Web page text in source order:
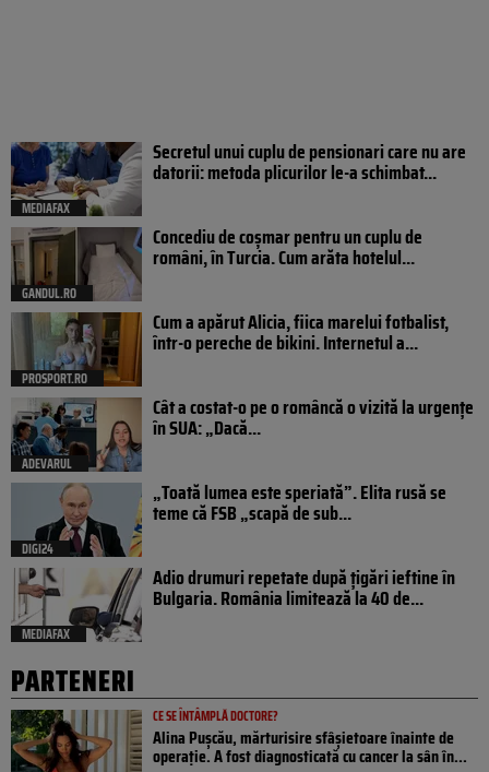
MEDIAFAX
Secretul unui cuplu de pensionari care nu are
datorii: metoda plicurilor le-a schimbat...
GANDUL.RO
Concediu de coșmar pentru un cuplu de
români, în Turcia. Cum arăta hotelul...
PROSPORT.RO
Cum a apărut Alicia, fiica marelui fotbalist,
într-o pereche de bikini. Internetul a...
ADEVARUL
Cât a costat-o pe o româncă o vizită la urgențe
în SUA: „Dacă...
DIGI24
„Toată lumea este speriată”. Elita rusă se
teme că FSB „scapă de sub...
MEDIAFAX
Adio drumuri repetate după țigări ieftine în
Bulgaria. România limitează la 40 de...
PARTENERI
CE SE ÎNTÂMPLĂ DOCTORE?
Alina Pușcău, mărturisire sfâșietoare înainte de
operație. A fost diagnosticată cu cancer la sân în...